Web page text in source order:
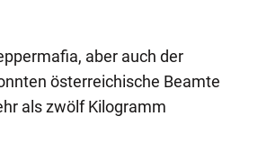
aber auch der
österreichische Beamte
als zwölf Kilogramm